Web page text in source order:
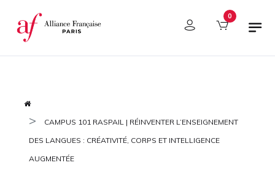
Panel de gestión de cookies 0
CAMPUS 101 RASPAIL | RÉINVENTER L’ENSEIGNEMENT
DES LANGUES : CRÉATIVITÉ, CORPS ET INTELLIGENCE
AUGMENTÉE